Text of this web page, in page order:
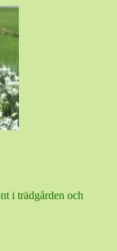
i trädgården och